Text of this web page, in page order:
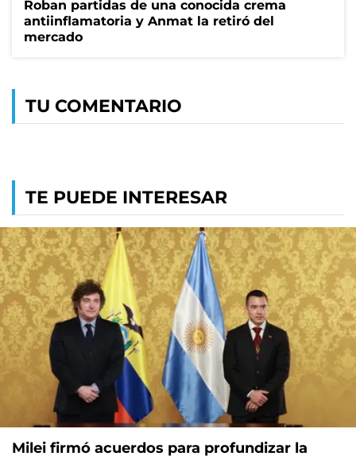
Roban partidas de una conocida crema
antiinflamatoria y Anmat la retiró del
mercado
TU COMENTARIO
TE PUEDE INTERESAR
Milei firmó acuerdos para profundizar la